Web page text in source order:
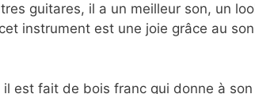
guitares, il a un meilleur son, un
instrument est une joie grâce au
est fait de bois franc qui donne à